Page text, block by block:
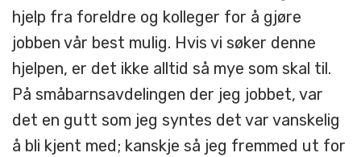
hjelp fra foreldre og kolleger for å gjøre
jobben vår best mulig. Hvis vi søker denne
hjelpen, er det ikke alltid så mye som skal til.
På småbarnsavdelingen der jeg jobbet, var
det en gutt som jeg syntes det var vanskelig
å bli kjent med; kanskje så jeg fremmed ut for